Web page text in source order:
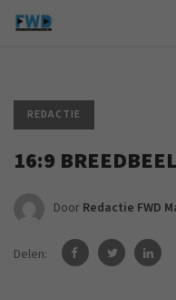
REDACTIE
16:9
Door Redactie FWD
Delen: